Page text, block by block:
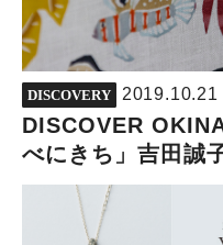
DISCOVERY 2019.10.21
DISCOVER
べにきち」吉田誠